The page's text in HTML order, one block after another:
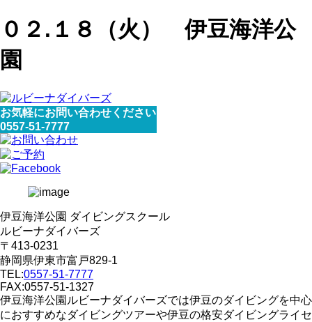
０２.１８（火） 伊豆海洋公
園
お気軽にお問い合わせください
0557-51-7777
伊豆海洋公園 ダイビングスクール
ルビーナダイバーズ
〒413-0231
静岡県伊東市富戸829-1
TEL:0557-51-7777
FAX:0557-51-1327
伊豆海洋公園ルビーナダイバーズでは伊豆のダイビングを中心
におすすめなダイビングツアーや伊豆の格安ダイビングライセ